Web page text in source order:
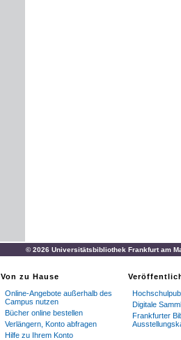
© 2026 Universitätsbibliothek Frankfurt am
Von zu Hause
Online-Angebote außerhalb des
Campus nutzen
Bücher online bestellen
Verlängern, Konto abfragen
Hilfe zu Ihrem Konto
Digitale
Frankfurter